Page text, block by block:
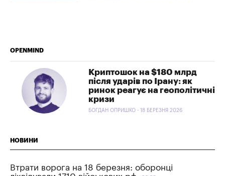
OPENMIND
Криптошок на $180 млрд
після ударів по Ірану: як
ринок реагує на геополітичні
кризи
БОГДАН ОПРИШКО - 18 БЕРЕЗНЯ 2026
НОВИНИ
Втрати ворога на 18 березня: оборонці